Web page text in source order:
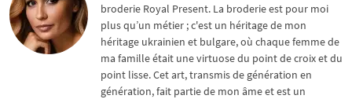
broderie Royal Present. La broderie est pour moi
plus qu’un métier ; c'est un héritage de mon
héritage ukrainien et bulgare, où chaque femme de
ma famille était une virtuose du point de croix et du
point lisse. Cet art, transmis de génération en
génération, fait partie de mon âme et est un